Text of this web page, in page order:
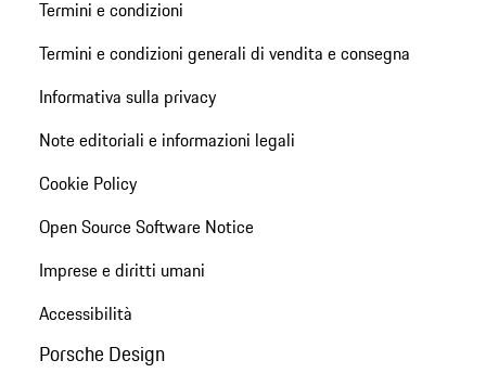
Termini e condizioni
Termini e condizioni generali di vendita e consegna
Informativa sulla privacy
Note editoriali e informazioni legali
Cookie Policy
Open Source Software Notice
Imprese e diritti umani
Accessibilità
Porsche Design